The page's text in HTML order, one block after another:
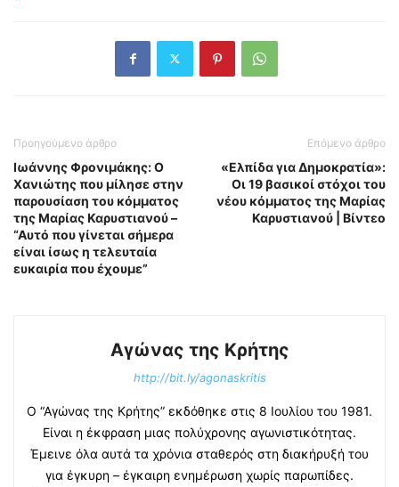
Προηγούμενο άρθρο
Ιωάννης Φρονιμάκης: Ο
Χανιώτης που μίλησε στην
παρουσίαση του κόμματος
της Μαρίας Καρυστιανού –
“Αυτό που γίνεται σήμερα
είναι ίσως η τελευταία
ευκαιρία που έχουμε”
Επόμενο άρθρο
«Ελπίδα για Δημοκρατία»:
Οι 19 βασικοί στόχοι του
νέου κόμματος της Μαρίας
Καρυστιανού | Βίντεο
Αγώνας της Κρήτης
http://bit.ly/agonaskritis
Ο “Αγώνας της Κρήτης” εκδόθηκε στις 8 Ιουλίου του 1981.
Είναι η έκφραση μιας πολύχρονης αγωνιστικότητας.
Έμεινε όλα αυτά τα χρόνια σταθερός στη διακήρυξή του
για έγκυρη – έγκαιρη ενημέρωση χωρίς παρωπίδες.